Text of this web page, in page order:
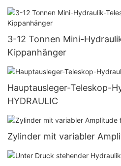
3-12 Tonnen Mini-
Kippanhänger
Hauptausleger-Teleskop-
HYDRAULIC
Zylinder mit variabler